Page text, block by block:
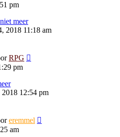
pm
meer
2018 11:18 am
RPG
pm
2018 12:54 pm
eremmel
am